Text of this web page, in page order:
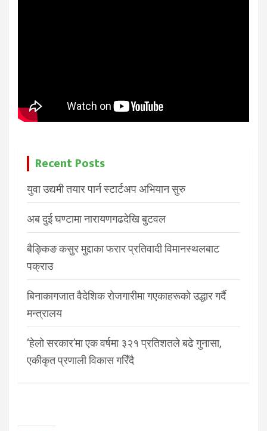
Recent Posts
युवा उद्यमी तयार पार्न स्टार्टअप अभियान सुरु
अब दुई घण्टामा नारायणगढदेखि बुटवल
बैङ्किङ कसुर मुद्दाका फरार प्रतिवादी विमानस्थलबाट
पक्राउ
बिनाकागजात वैदेशिक रोजगारीमा गएकाहरूको उद्धार गर्दै
मन्त्रालय
‘हेलो सरकार’मा एक वर्षमा ३२१ प्रतिशतले बढे गुनासा,
एकीकृत प्रणाली विकास गरिँदै